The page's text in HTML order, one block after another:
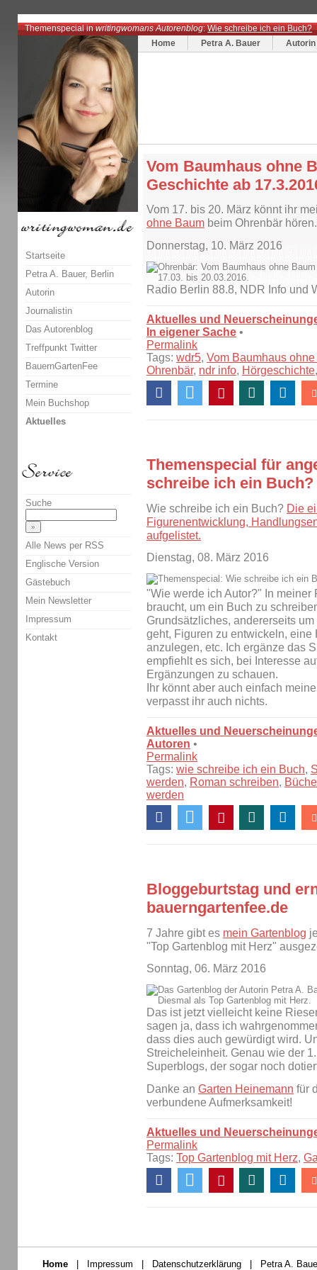
Themenspecial inwritingwomans Autorenblog:Wie schreibe ich ein Buch?
Home
Petra A. Bauer Autorin
Vom Baumhaus ohne
Geschichte ab
Vom 17. bis 20. März könnt ihr
ohne Baum beim Ohrenbär
Donnerstag, 10. März 2016
Radio Berlin 88.8, NDR Info und
Aktuelles und
In eigener Sache •
Permalink
Tags: wdr5, Vom Baumhaus
Ohrenbär, ndr info, Hörgeschichte
Themenspecial für
schreibe ich ein Buch?
Wie schreibe ich ein Buch? Die
Figurenentwicklung,
aufgelistet.
Dienstag, 08. März 2016
"Wie werde ich Autor?" In
braucht, um ein Buch zu
Grundsätzliches, andererseits
geht, Figuren zu entwickeln,
anzulegen, etc. Ich ergänze das
empfiehlt es sich, bei Interesse
Ergänzungen zu schauen.
Ihr könnt aber auch einfach
verpasst ihr auch nichts.
Aktuelles und
Autoren •
Permalink
Tags: wie schreibe ich ein Buch,
werden, Roman schreiben,
werden
Bloggeburtstag und
bauerngartenfee.de
7 Jahre gibt es mein Gartenblog
"Top Gartenblog mit Herz"
Sonntag, 06. März 2016
Das ist jetzt vielleicht keine
sagen ja, dass ich
dass dies auch gewürdigt wird.
Streicheleinheit. Genau wie der
Superblogs, der sogar noch
Danke an Garten Heinemann für
verbundene Aufmerksamkeit!
Aktuelles und
Permalink
Tags: Top Gartenblog mit Herz,
Startseite
Petra A. Bauer, Berlin
Autorin
Journalistin
Das Autorenblog
Treffpunkt Twitter
BauernGartenFee
Termine
Mein Buchshop
Aktuelles
Suche
Alle News per RSS
Englische Version
Gästebuch
Mein Newsletter
Impressum
Kontakt
Home Impressum Datenschutzerklärung Petra A.